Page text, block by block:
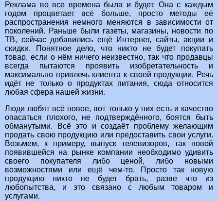
Реклама во все времена была и будет. Она с каждым
годом процветает всё больше, просто методы её
распространения немного меняются в зависимости от
поколений. Раньше были газеты, магазины, новости по
ТВ, сейчас добавились ещё Интернет, сайты, акции и
скидки. Понятное дело, что никто не будет покупать
товар, если о нём ничего неизвестно, так что продавцы
всегда пытаются проявить изобретательность и
максимально привлечь клиента к своей продукции. Речь
идёт не только о продуктах питания, сюда относится
любая сфера нашей жизни.
Люди любят всё новое, вот только у них есть и качество
опасаться плохого, не подтверждённого, боятся быть
обманутыми. Всё это и создаёт проблему желающим
продать свою продукцию или предоставить свои услуги.
Возьмем, к примеру, выпуск телевизоров, так новой
появившейся на рынке компании необходимо удивить
своего покупателя либо ценой, либо новыми
возможностями или ещё чем-то. Просто так новую
продукцию никто не будет брать, разве что из
любопытства, и это связано с любым товаром и
услугами.